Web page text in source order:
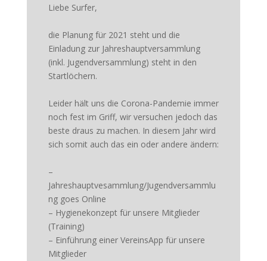
Liebe Surfer,
die Planung für 2021 steht und die
Einladung zur Jahreshauptversammlung
(inkl. Jugendversammlung) steht in den
Startlöchern.
Leider hält uns die Corona-Pandemie immer
noch fest im Griff, wir versuchen jedoch das
beste draus zu machen. In diesem Jahr wird
sich somit auch das ein oder andere ändern:
–
Jahreshauptvesammlung/Jugendversammlu
ng goes Online
– Hygienekonzept für unsere Mitglieder
(Training)
– Einführung einer VereinsApp für unsere
Mitglieder